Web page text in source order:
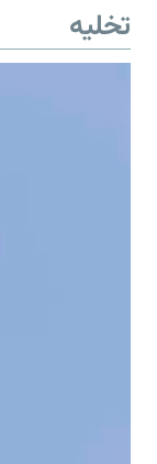
تخلیه